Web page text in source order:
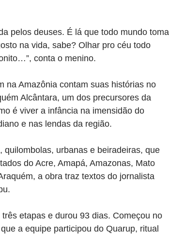
pelos deuses. É lá que todo mundo toma
na vida, sabe? Olhar pro céu todo
conta o menino.
na Amazônia contam suas histórias no
Alcântara, um dos precursores da
é viver a infância na imensidão do
e nas lendas da região.
urbanas e beiradeiras, que
do Acre, Amapá, Amazonas, Mato
a obra traz textos do jornalista
etapas e durou 93 dias. Começou no
a equipe participou do Quarup, ritual